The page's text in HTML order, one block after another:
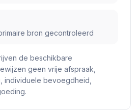
bron gecontroleerd
de beschikbare
geen vrije afspraak,
individuele bevoegdheid,